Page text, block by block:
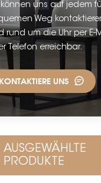
können uns auf jedem
Weg
rund um die Uhr per E-
Telefon erreichbar.
KONTAKTIERE UNS
AUSGEWÄHLTE
PRODUKTE